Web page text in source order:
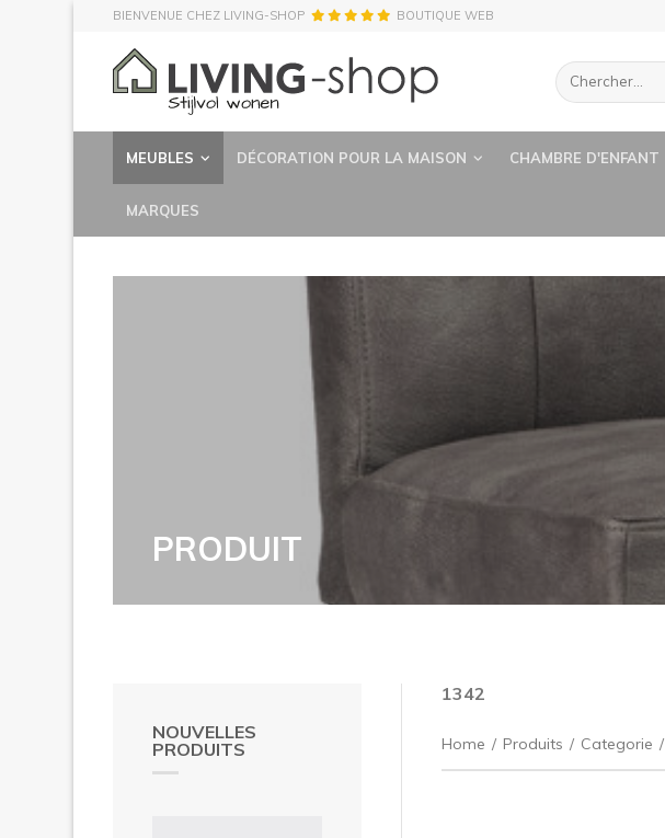
BIENVENUE CHEZ LIVING-SHOP BOUTIQUE WEB
MEUBLES DÉCORATION POUR LA MAISON CHAMBRE D'ENFANT
MARQUES
PRODUIT
NOUVELLES
PRODUITS
1342
Home / Produits / Categorie /